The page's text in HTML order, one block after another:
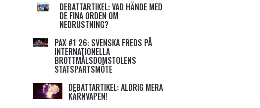
DEBATTARTIKEL: VAD HÄNDE MED
DE FINA ORDEN OM
NEDRUSTNING?
PAX #1 26: SVENSKA FREDS PÅ
INTERNATIONELLA
BROTTMÅLSDOMSTOLENS
STATSPARTSMÖTE
DEBATTARTIKEL: ALDRIG MERA
KÄRNVAPEN!